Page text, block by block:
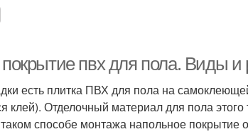
пвх для пола. Виды и
есть плитка ПВХ для пола на
клей). Отделочный материал для пола
способе монтажа напольное покрытие